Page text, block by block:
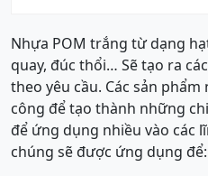
Nhựa POM trắng từ dạng
quay, đúc thổi… Sẽ tạo ra
theo yêu cầu. Các sản
công để tạo thành những
để ứng dụng nhiều vào các
chúng sẽ được ứng dụng để: